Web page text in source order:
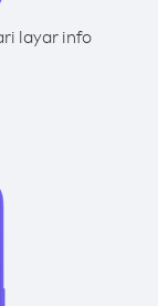
layar info